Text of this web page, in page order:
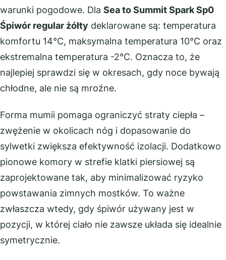
warunki pogodowe. Dla Sea to Summit Spark Sp0
Śpiwór regular żółty deklarowane są: temperatura
komfortu 14°C, maksymalna temperatura 10°C oraz
ekstremalna temperatura -2°C. Oznacza to, że
najlepiej sprawdzi się w okresach, gdy noce bywają
chłodne, ale nie są mroźne.
Forma mumii pomaga ograniczyć straty ciepła –
zwężenie w okolicach nóg i dopasowanie do
sylwetki zwiększa efektywność izolacji. Dodatkowo
pionowe komory w strefie klatki piersiowej są
zaprojektowane tak, aby minimalizować ryzyko
powstawania zimnych mostków. To ważne
zwłaszcza wtedy, gdy śpiwór używany jest w
pozycji, w której ciało nie zawsze układa się idealnie
symetrycznie.